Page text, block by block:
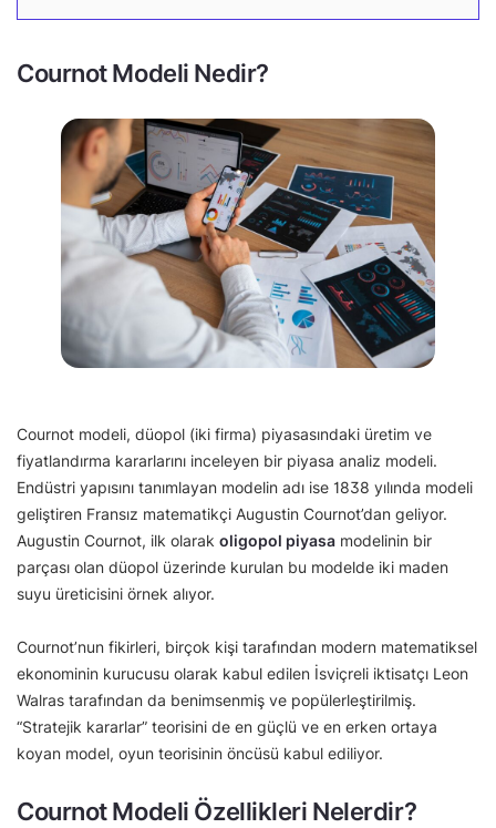
Cournot Modeli Nedir?
Cournot modeli, düopol (iki firma) piyasasındaki üretim ve
fiyatlandırma kararlarını inceleyen bir piyasa analiz modeli.
Endüstri yapısını tanımlayan modelin adı ise 1838 yılında modeli
geliştiren Fransız matematikçi Augustin Cournot’dan geliyor.
Augustin Cournot, ilk olarak oligopol piyasa modelinin bir
parçası olan düopol üzerinde kurulan bu modelde iki maden
suyu üreticisini örnek alıyor.
Cournot’nun fikirleri, birçok kişi tarafından modern matematiksel
ekonominin kurucusu olarak kabul edilen İsviçreli iktisatçı Leon
Walras tarafından da benimsenmiş ve popülerleştirilmiş.
“Stratejik kararlar” teorisini de en güçlü ve en erken ortaya
koyan model, oyun teorisinin öncüsü kabul ediliyor.
Cournot Modeli Özellikleri Nelerdir?